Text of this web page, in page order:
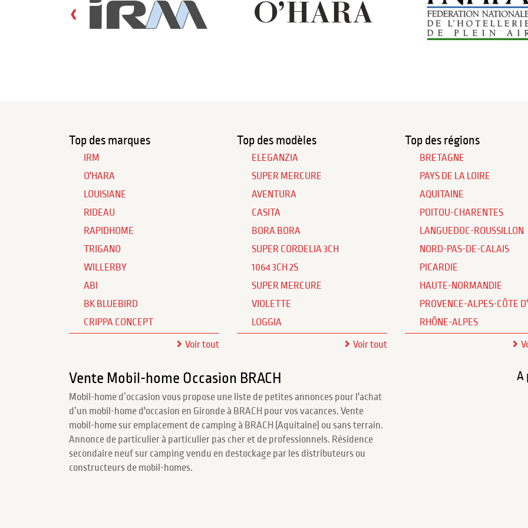
‹
Top des marques
IRM
O'HARA
LOUISIANE
RIDEAU
RAPIDHOME
TRIGANO
WILLERBY
ABI
BK BLUEBIRD
CRIPPA CONCEPT
Voir tout
Top des modèles
ELEGANZIA
SUPER MERCURE
AVENTURA
CASITA
BORA BORA
SUPER CORDELIA 3CH
1064 3CH 2S
SUPER MERCURE
VIOLETTE
LOGGIA
Voir tout
Top des régions
BRETAGNE
PAYS DE LA LOIRE
AQUITAINE
POITOU-CHARENTES
LANGUEDOC-ROUSSILLON
NORD-PAS-DE-CALAIS
PICARDIE
HAUTE-NORMANDIE
PROVENCE-ALPES-CÔTE
RHÔNE-ALPES
Vente Mobil-home Occasion BRACH
Mobil-home d’occasion vous propose une liste de petites annonces pour l'achat
d’un mobil-home d'occasion en Gironde à BRACH pour vos vacances. Vente
mobil-home sur emplacement de camping à BRACH (Aquitaine) ou sans terrain.
Annonce de particulier à particulier pas cher et de professionnels. Résidence
secondaire neuf sur camping vendu en destockage par les distributeurs ou
constructeurs de mobil-homes.
A